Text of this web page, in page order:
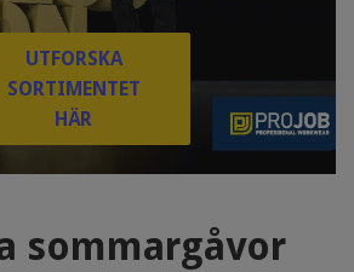
UTFORSKA
SORTIMENTET
HÄR
sommargåvor